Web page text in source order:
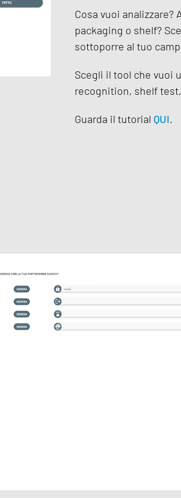
Cosa vuoi analizzare?
packaging o shelf?
sottoporre al tuo
Scegli il tool che vuoi
recognition, shelf
Guarda il tutorial QUI.